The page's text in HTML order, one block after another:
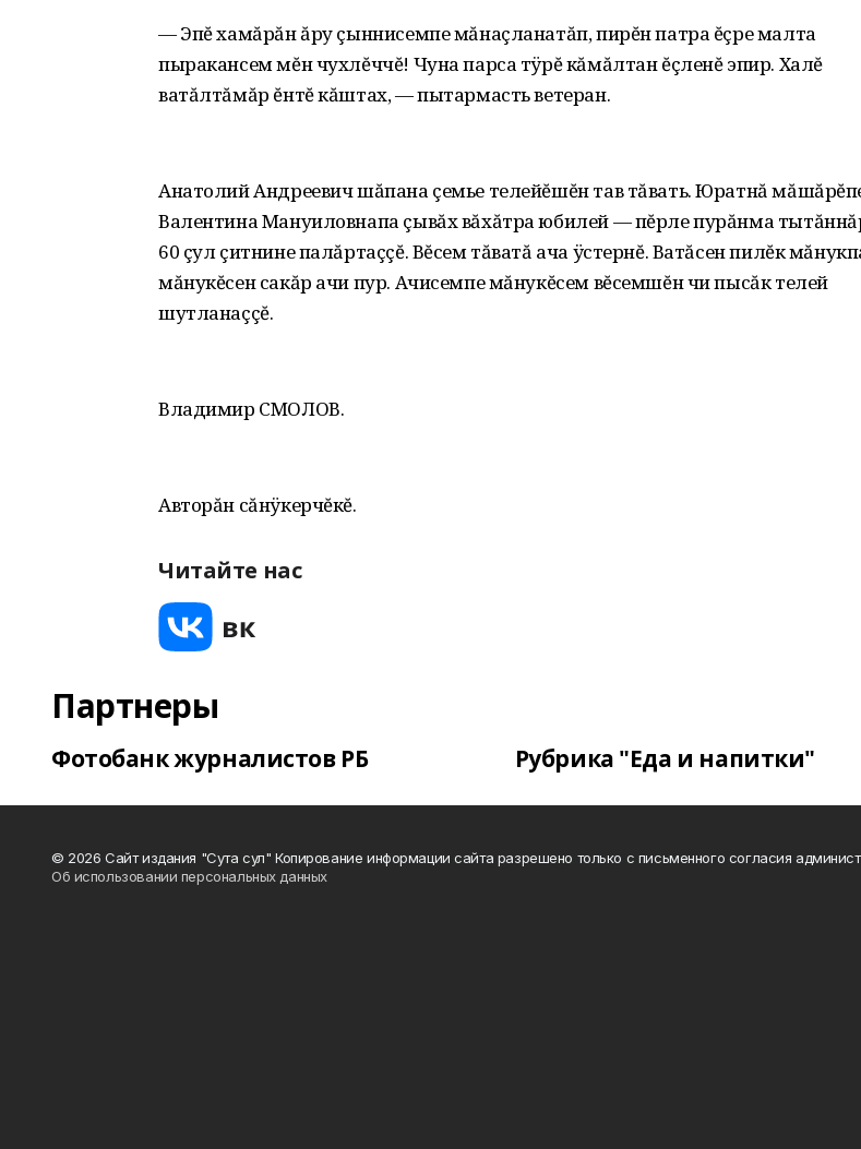
— Эпĕ хамăрăн ăру çыннисемпе мăнаçланатăп, пирĕн патра ĕçре малта
пыракансем мĕн чухлĕччĕ! Чуна парса тÿрĕ кăмăлтан ĕçленĕ эпир. Халĕ
ватăлтăмăр ĕнтĕ кăштах, — пытармасть ветеран.
Анатолий Андреевич шăпана çемье телейĕшĕн тав тăвать. Юратнă
Валентина Мануиловнапа çывăх вăхăтра юбилей — пĕрле пурăнма
60 çул çитнине палăртаççĕ. Вĕсем тăватă ача ÿстернĕ. Ватăсен пилĕк
мăнукĕсен сакăр ачи пур. Ачисемпе мăнукĕсем вĕсемшĕн чи пысăк телей
шутланаççĕ.
Владимир СМОЛОВ.
Авторăн сăнÿкерчĕкĕ.
Читайте нас
Партнеры
Фотобанк журналистов РБ Рубрика "Еда и напитки"
© 2026 Сайт издания "Сута сул" Копирование информации сайта разрешено только с письменного согласия
Об использовании персональных данных